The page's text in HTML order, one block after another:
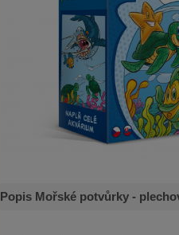
Popis Mořské potvůrky -